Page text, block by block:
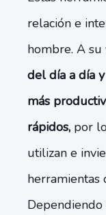
relación e
hombre. A su
del día a día
más
rápidos, por
utilizan e